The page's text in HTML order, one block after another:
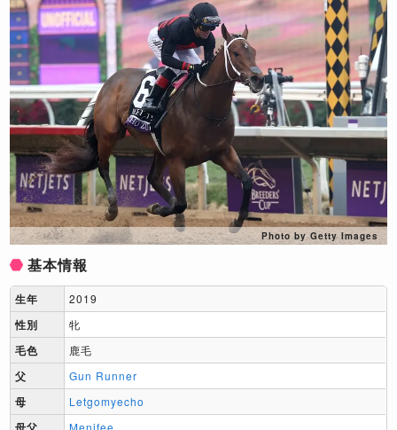
Photo by Getty Images
基本情報
生年 2019
性別 牝
毛色 鹿毛
父 Gun Runner
母 Letgomyecho
Menifee